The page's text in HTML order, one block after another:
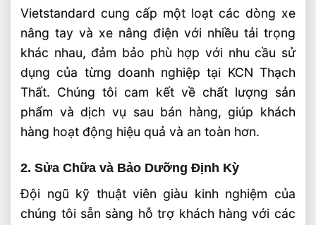
Vietstandard cung cấp một loạt các dòng xe
nâng tay và xe nâng điện với nhiều tải trọng
khác nhau, đảm bảo phù hợp với nhu cầu sử
dụng của từng doanh nghiệp tại KCN Thạch
Thất. Chúng tôi cam kết về chất lượng sản
phẩm và dịch vụ sau bán hàng, giúp khách
hàng hoạt động hiệu quả và an toàn hơn.
2. Sửa Chữa và Bảo Dưỡng Định Kỳ
Đội ngũ kỹ thuật viên giàu kinh nghiệm của
chúng tôi sẵn sàng hỗ trợ khách hàng với các